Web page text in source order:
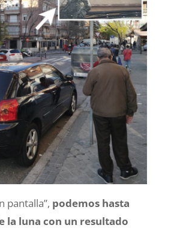
pantalla”, podemos hasta
la luna con un resultado